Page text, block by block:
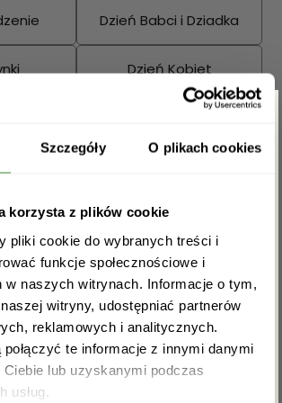
Szczegóły O plikach cookies
korzysta z plików cookie
pliki cookie do wybranych treści i
funkcje społecznościowe i
w naszych witrynach. Informacje o tym,
witryny, udostępniać partnerów
reklamowych i analitycznych.
te informacje z innymi danymi
lub uzyskanymi podczas
usług.
Dzień Babci i Dziadka
Dzień Kobiet
Kosze kwiatowe
rabat -5%
newslettera i zgarnij
zakupy!
i wyrażam zgodę na
powyższych danych osobowych